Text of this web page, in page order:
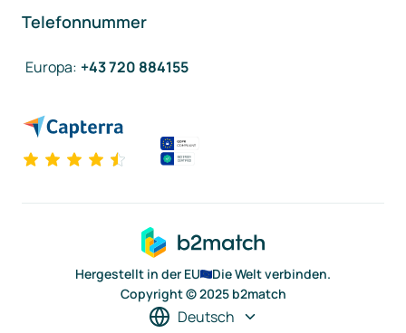
Telefonnummer
Europa: +43 720 884155
Hergestellt in der EU
Die Welt verbinden.
Copyright © 2025 b2match
Deutsch